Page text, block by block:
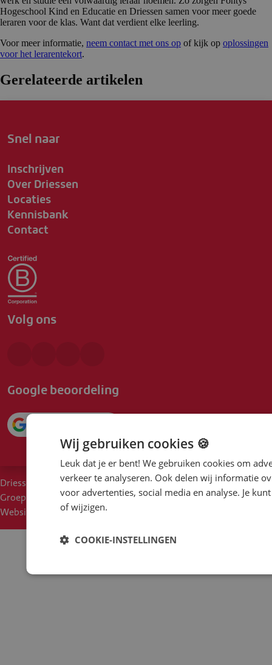
Hogeschool Kind en Educatie en Driessen samen voor meer goede
leraren voor de klas. Want dat verdient elke leerling.
Voor meer informatie, neem contact met ons op of kijk op oplossingen
voor het lerarentekort.
Gerelateerde artikelen
Snel naar
Inschrijven
Over Driessen
Locaties
Kennisbank
Contact
Volg ons
Google beoordeling
Driessen
Groep
Websites
CookiesVoorwaardenDuurzaam inkoopbeleid
Disclaimer
Wij gebruiken cookies 🍪
Leuk dat je er bent! We gebruiken cookies om
verkeer te analyseren. Ook delen wij informatie
voor advertenties, social media en analyse. Je
of wijzigen.
COOKIE-INSTELLINGEN